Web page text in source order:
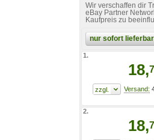
Wir verschaffen dir
eBay Partner
Kaufpreis zu
nur sofort
1.
18,
2.
18,